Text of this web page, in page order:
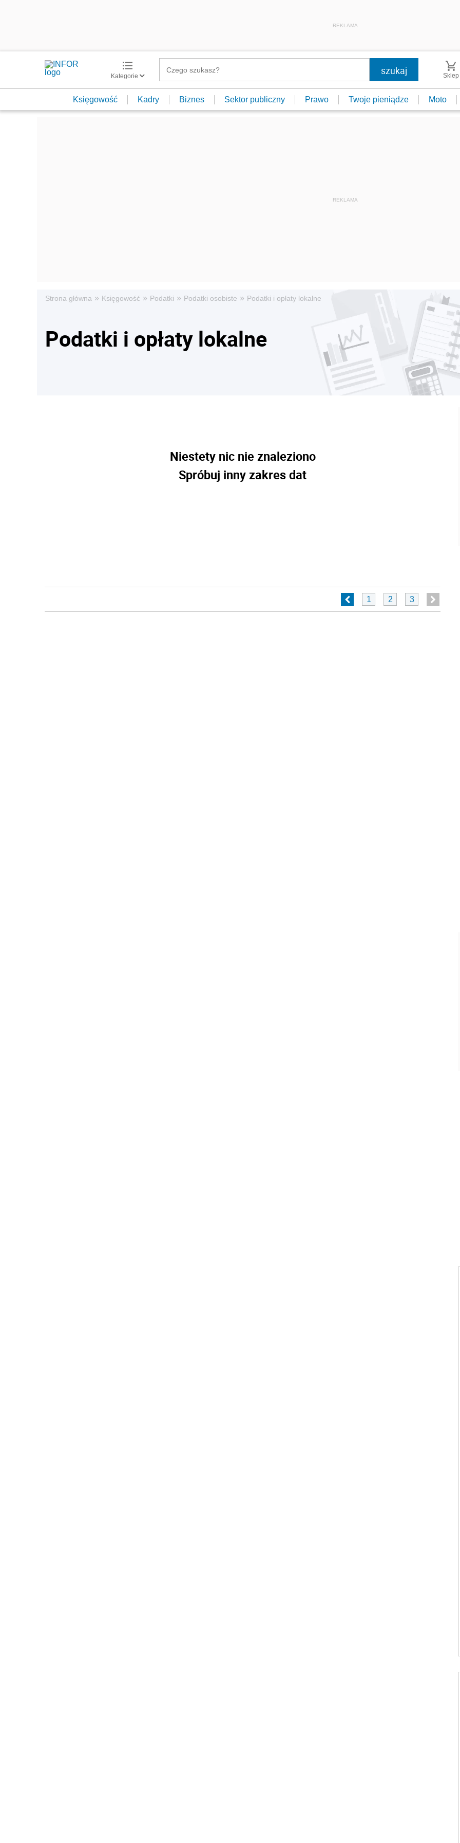
REKLAMA
Kategorie Sklep
Księgowość Kadry Biznes Sektor publiczny Prawo Twoje pieniądze Moto
Strona główna » Księgowość » Podatki » Podatki osobiste » Podatki i opłaty lokalne
Podatki i opłaty lokalne
Niestety nic nie znaleziono
Spróbuj inny zakres dat
1 2 3